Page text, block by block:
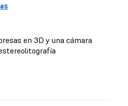
en 3D y una cámara